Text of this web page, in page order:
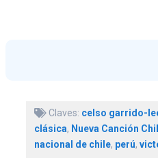
Claves: celso garrido-
clásica, Nueva Canción
nacional de chile, perú,